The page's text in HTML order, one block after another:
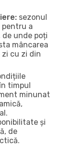
sezonul
pentru a
de unde poți
mâncarea
zi cu zi din
timpul
minunat
și
de